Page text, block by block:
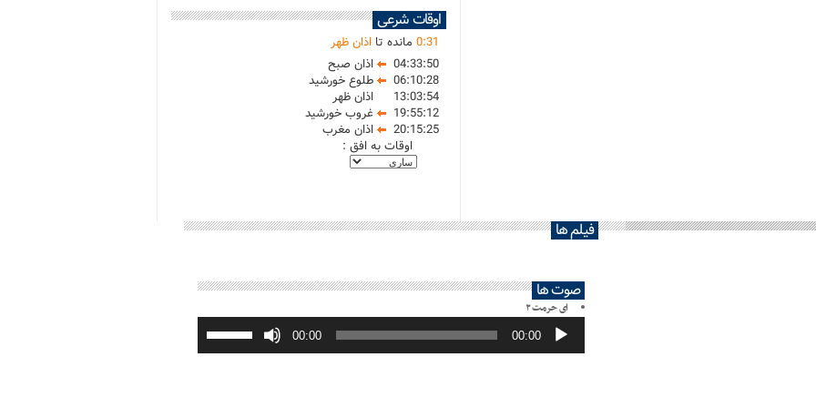
اوقات شرعی
0:31 مانده تااذان ظهر
04:33:50
اذان صبح
06:10:28
طلوع خورشید
13:03:54
اذان ظهر
19:55:12
غروب خورشید
20:15:25
اذان مغرب
اوقات به افق :
فیلم ها
صوت ها
ای حرمت ۲
پخش‌کننده
صوت 00:00
00:00
برای
افزایش
یا
صدا